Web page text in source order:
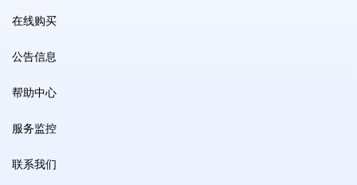
在线购买
公告信息
帮助中心
服务监控
联系我们